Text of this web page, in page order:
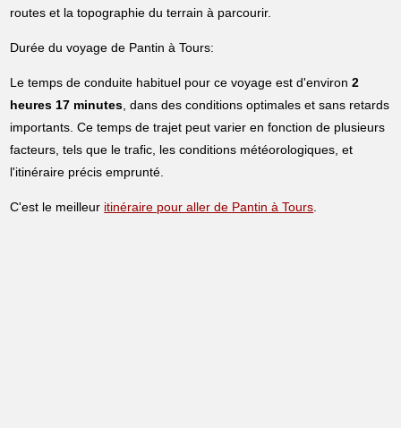
routes et la topographie du terrain à parcourir.
Durée du voyage de Pantin à Tours:
Le temps de conduite habituel pour ce voyage est d'environ2
heures 17 minutes, dans des conditions optimales et sans retards
importants. Ce temps de trajet peut varier en fonction de plusieurs
facteurs, tels que le trafic, les conditions météorologiques, et
l'itinéraire précis emprunté.
C'est le meilleur itinéraire pour aller de Pantin à Tours.